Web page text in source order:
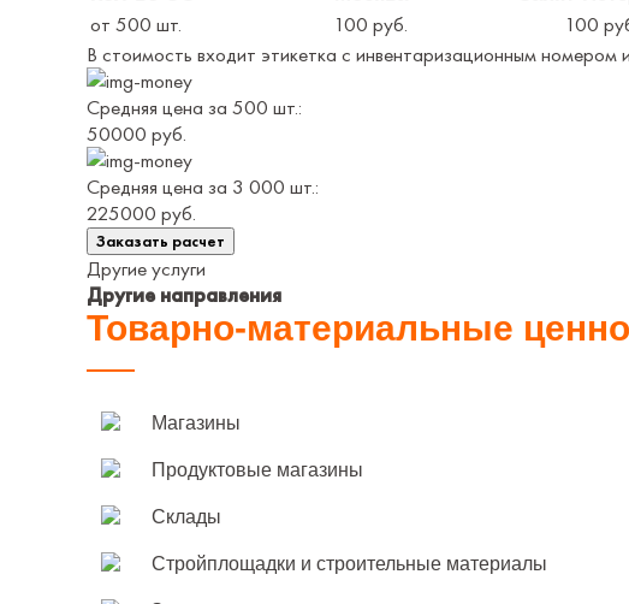
от 500 шт. 100 руб. 100
В стоимость входит этикетка с инвентаризационным
Средняя цена за 500 шт.:
50000 руб.
Средняя цена за 3 000 шт.:
225000 руб.
Заказать расчет
Другие услуги
Другие направления
Товарно-материальные
Магазины
Продуктовые магазины
Склады
Стройплощадки и строительные материалы